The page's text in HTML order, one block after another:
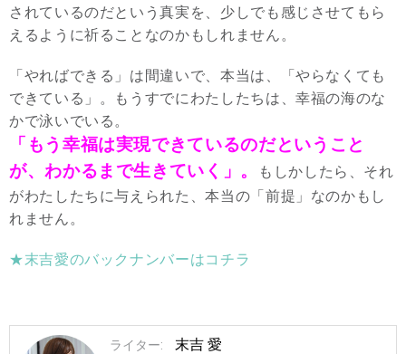
されているのだという真実を、少しでも感じさせてもら
えるように祈ることなのかもしれません。
「やればできる」は間違いで、本当は、「やらなくても
できている」。もうすでにわたしたちは、幸福の海のな
かで泳いでいる。
「もう幸福は実現できているのだということ
が、わかるまで生きていく」。
もしかしたら、それ
がわたしたちに与えられた、本当の「前提」なのかもし
れません。
★末吉愛のバックナンバーはコチラ
ライター: 末吉 愛